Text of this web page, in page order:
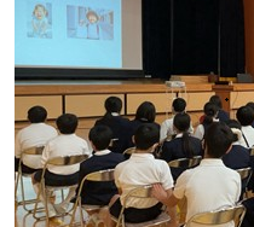
子どもの読書
2015年1月31日
厚生部主催
2014年12月 2日